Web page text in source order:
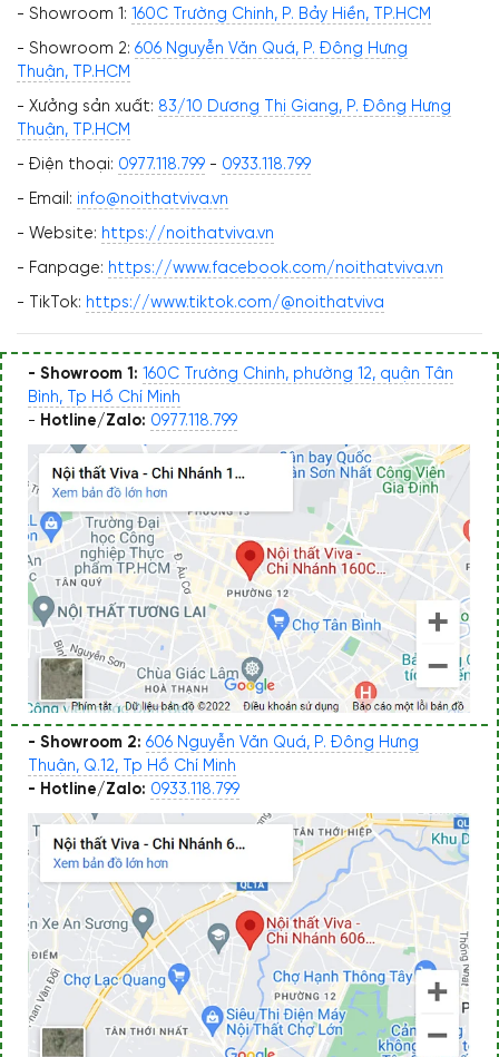
- Showroom 1: 160C Trường Chinh, P. Bảy Hiền, TP.HCM
- Showroom 2: 606 Nguyễn Văn Quá, P. Đông Hưng
Thuận, TP.HCM
- Xưởng sản xuất: 83/10 Dương Thị Giang, P. Đông Hưng
Thuận, TP.HCM
- Điện thoại: 0977.118.799 - 0933.118.799
- Email: info@noithatviva.vn
- Website: https://noithatviva.vn
- Fanpage: https://www.facebook.com/noithatviva.vn
- TikTok: https://www.tiktok.com/@noithatviva
- Showroom 1: 160C Trường Chinh, phường 12, quận Tân
Bình, Tp Hồ Chí Minh
- Hotline/Zalo: 0977.118.799
- Showroom 2: 606 Nguyễn Văn Quá, P. Đông Hưng
Thuận, Q.12, Tp Hồ Chí Minh
- Hotline/Zalo: 0933.118.799